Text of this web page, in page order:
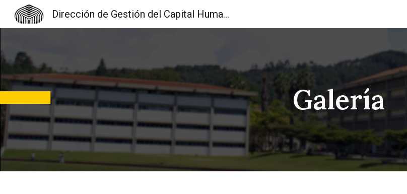
Skip to main content
Dirección de Gestión del Capital Humano
Galería